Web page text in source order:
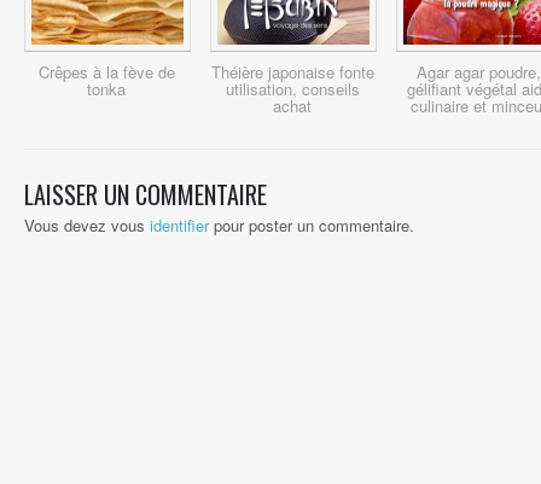
Crêpes à la fève de
tonka
Théière japonaise fonte
utilisation, conseils
achat
Agar agar poudre,
gélifiant végétal
culinaire et
LAISSER UN COMMENTAIRE
Vous devez vous identifierpour poster un commentaire.